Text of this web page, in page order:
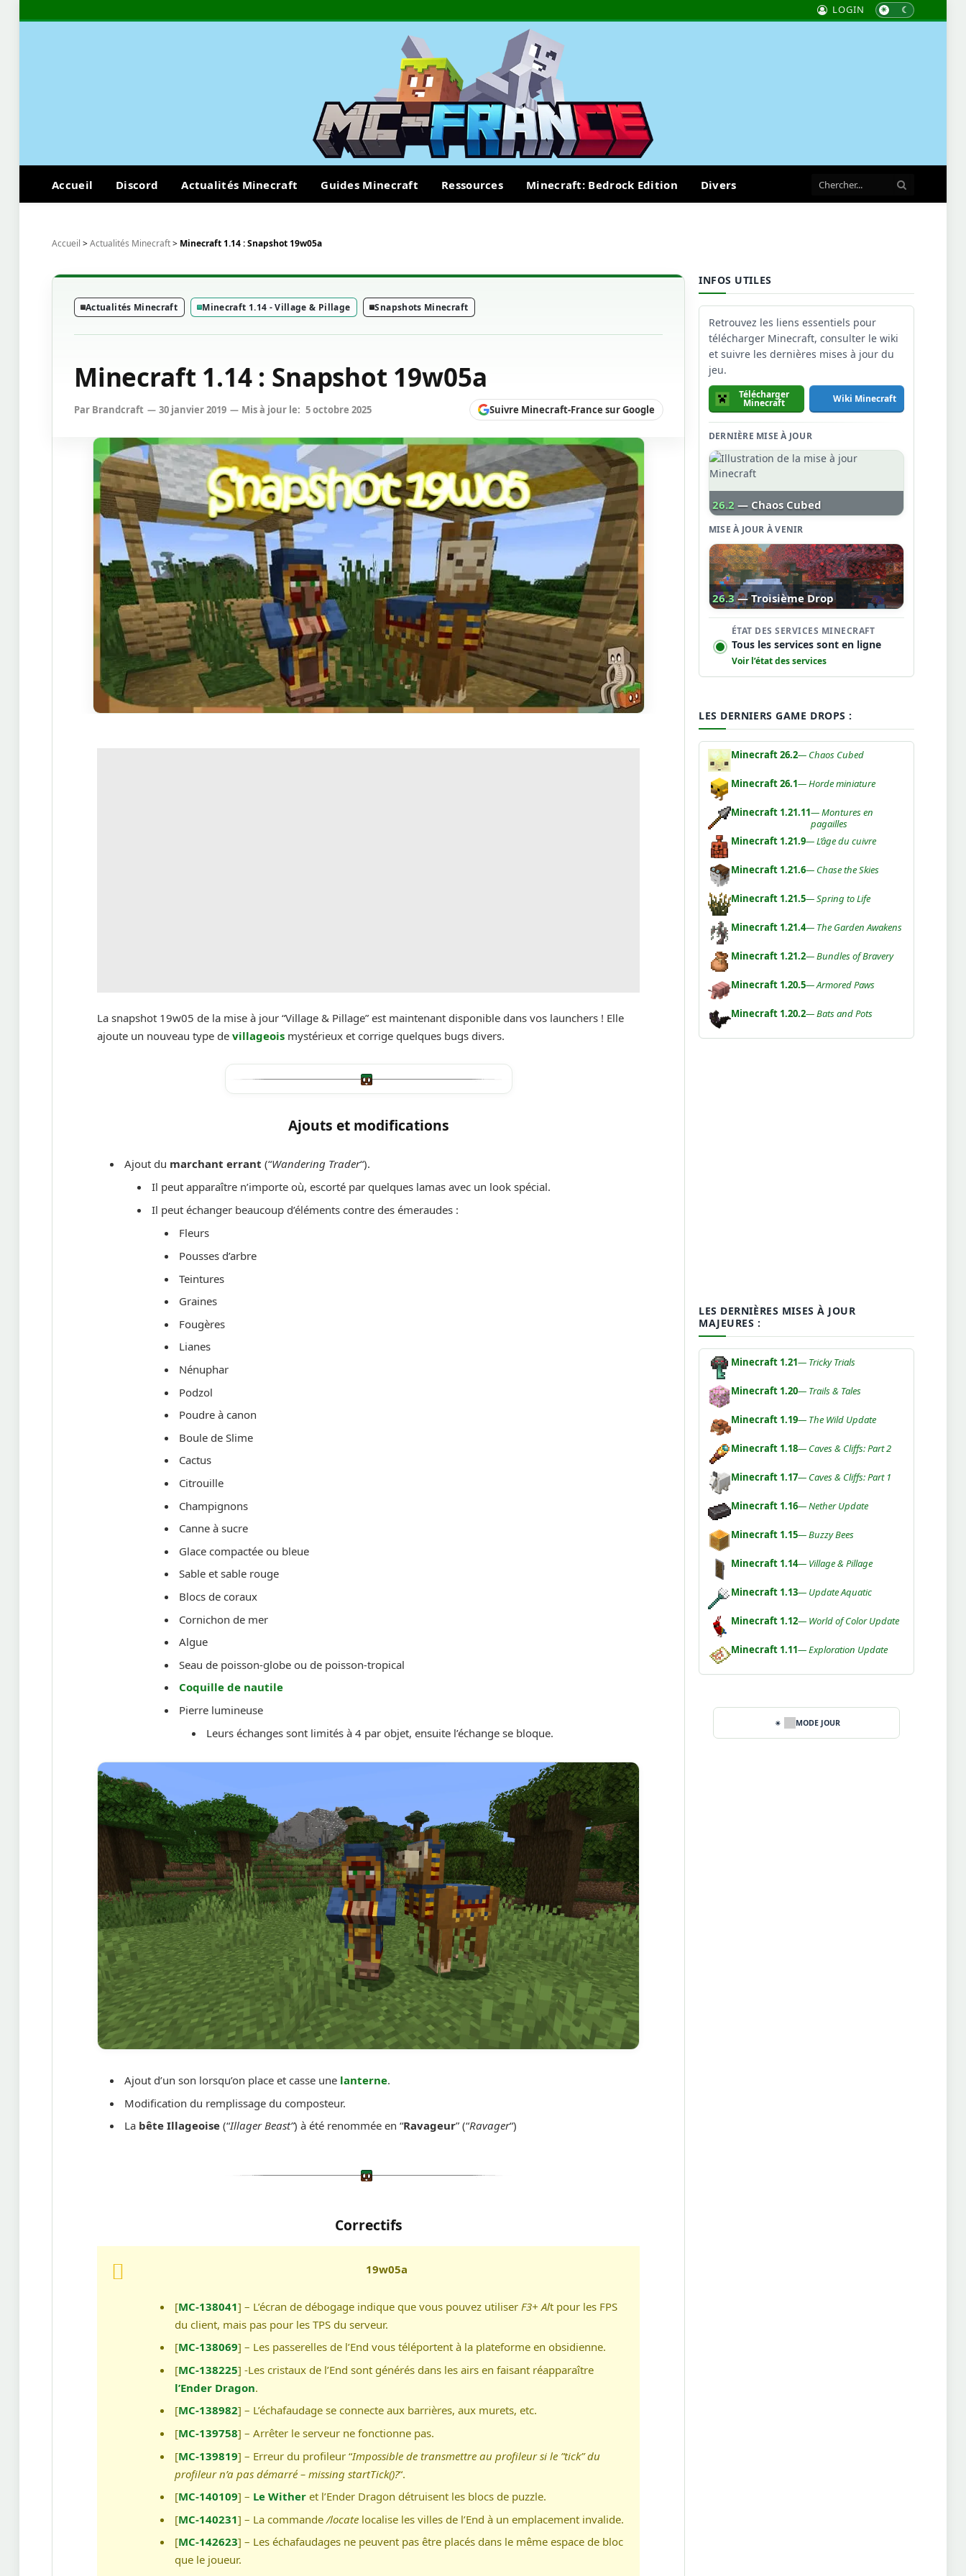
LOGIN
Accueil Discord Actualités Minecraft Guides Minecraft Ressources Minecraft: Bedrock Edition Divers
Accueil >Actualités Minecraft> Minecraft 1.14 : Snapshot 19w05a
Actualités Minecraft Minecraft 1.14 - Village & Pillage Snapshots Minecraft
Minecraft 1.14 : Snapshot 19w05a
Par Brandcraft 30 janvier 2019 Mis à jour le: 5 octobre 2025 Suivre Minecraft-France sur Google
La snapshot 19w05 de la mise à jour “Village & Pillage” est maintenant disponible dans vos launchers ! Elle
ajoute un nouveau type devillageois mystérieux et corrige quelques bugs divers.
Ajouts et modifications
Ajout du marchant errant (“Wandering Trader“).
Il peut apparaître n’importe où, escorté par quelques lamas avec un look spécial.
Il peut échanger beaucoup d’éléments contre des émeraudes :
Fleurs
Pousses d’arbre
Teintures
Graines
Fougères
Lianes
Nénuphar
Podzol
Poudre à canon
Boule de Slime
Cactus
Citrouille
Champignons
Canne à sucre
Glace compactée ou bleue
Sable et sable rouge
Blocs de coraux
Cornichon de mer
Algue
Seau de poisson-globe ou de poisson-tropical
Coquille de nautile
Pierre lumineuse
Leurs échanges sont limités à 4 par objet, ensuite l’échange se bloque.
Ajout d’un son lorsqu’on place et casse une lanterne.
Modification du remplissage du composteur.
La bête Illageoise (“Illager Beast”) à été renommée en “Ravageur” (“Ravager“)
Correctifs
19w05a
[MC-138041] – L’écran de débogage indique que vous pouvez utiliser F3+ Alt pour les FPS
du client, mais pas pour les TPS du serveur.
[MC-138069] – Les passerelles de l’End vous téléportent à la plateforme en obsidienne.
[MC-138225] -Les cristaux de l’End sont générés dans les airs en faisant réapparaître
l’Ender Dragon.
[MC-138982] – L’échafaudage se connecte aux barrières, aux murets, etc.
[MC-139758] – Arrêter le serveur ne fonctionne pas.
[MC-139819] – Erreur du profileur “Impossible de transmettre au profileur si le ”tick” du
profileur n’a pas démarré – missing startTick()?“.
[MC-140109] – Le Wither et l’Ender Dragon détruisent les blocs de puzzle.
[MC-140231] – La commande /locate localise les villes de l’End à un emplacement invalide.
[MC-142623] – Les échafaudages ne peuvent pas être placés dans le même espace de bloc
que le joueur.
INFOS UTILES
Retrouvez les liens essentiels pour
télécharger Minecraft, consulter le wiki
et suivre les dernières mises à jour du
jeu.
Télécharger
Minecraft Wiki Minecraft
DERNIÈRE MISE À JOUR
26.2 — Chaos Cubed
MISE À JOUR À VENIR
26.3 — Troisième Drop
ÉTAT DES SERVICES MINECRAFT
Tous les services sont en ligne
Voir l’état des services
LES DERNIERS GAME DROPS :
Minecraft 26.2— Chaos Cubed
Minecraft 26.1— Horde miniature
Minecraft 1.21.11— Montures en
pagailles
Minecraft 1.21.9— L’âge du cuivre
Minecraft 1.21.6— Chase the Skies
Minecraft 1.21.5— Spring to Life
Minecraft 1.21.4— The Garden Awakens
Minecraft 1.21.2— Bundles of Bravery
Minecraft 1.20.5— Armored Paws
Minecraft 1.20.2— Bats and Pots
LES DERNIÈRES MISES À JOUR
MAJEURES :
Minecraft 1.21— Tricky Trials
Minecraft 1.20— Trails & Tales
Minecraft 1.19— The Wild Update
Minecraft 1.18— Caves & Cliffs: Part 2
Minecraft 1.17— Caves & Cliffs: Part 1
Minecraft 1.16— Nether Update
Minecraft 1.15— Buzzy Bees
Minecraft 1.14— Village & Pillage
Minecraft 1.13— Update Aquatic
Minecraft 1.12— World of Color Update
Minecraft 1.11— Exploration Update
MODE JOUR